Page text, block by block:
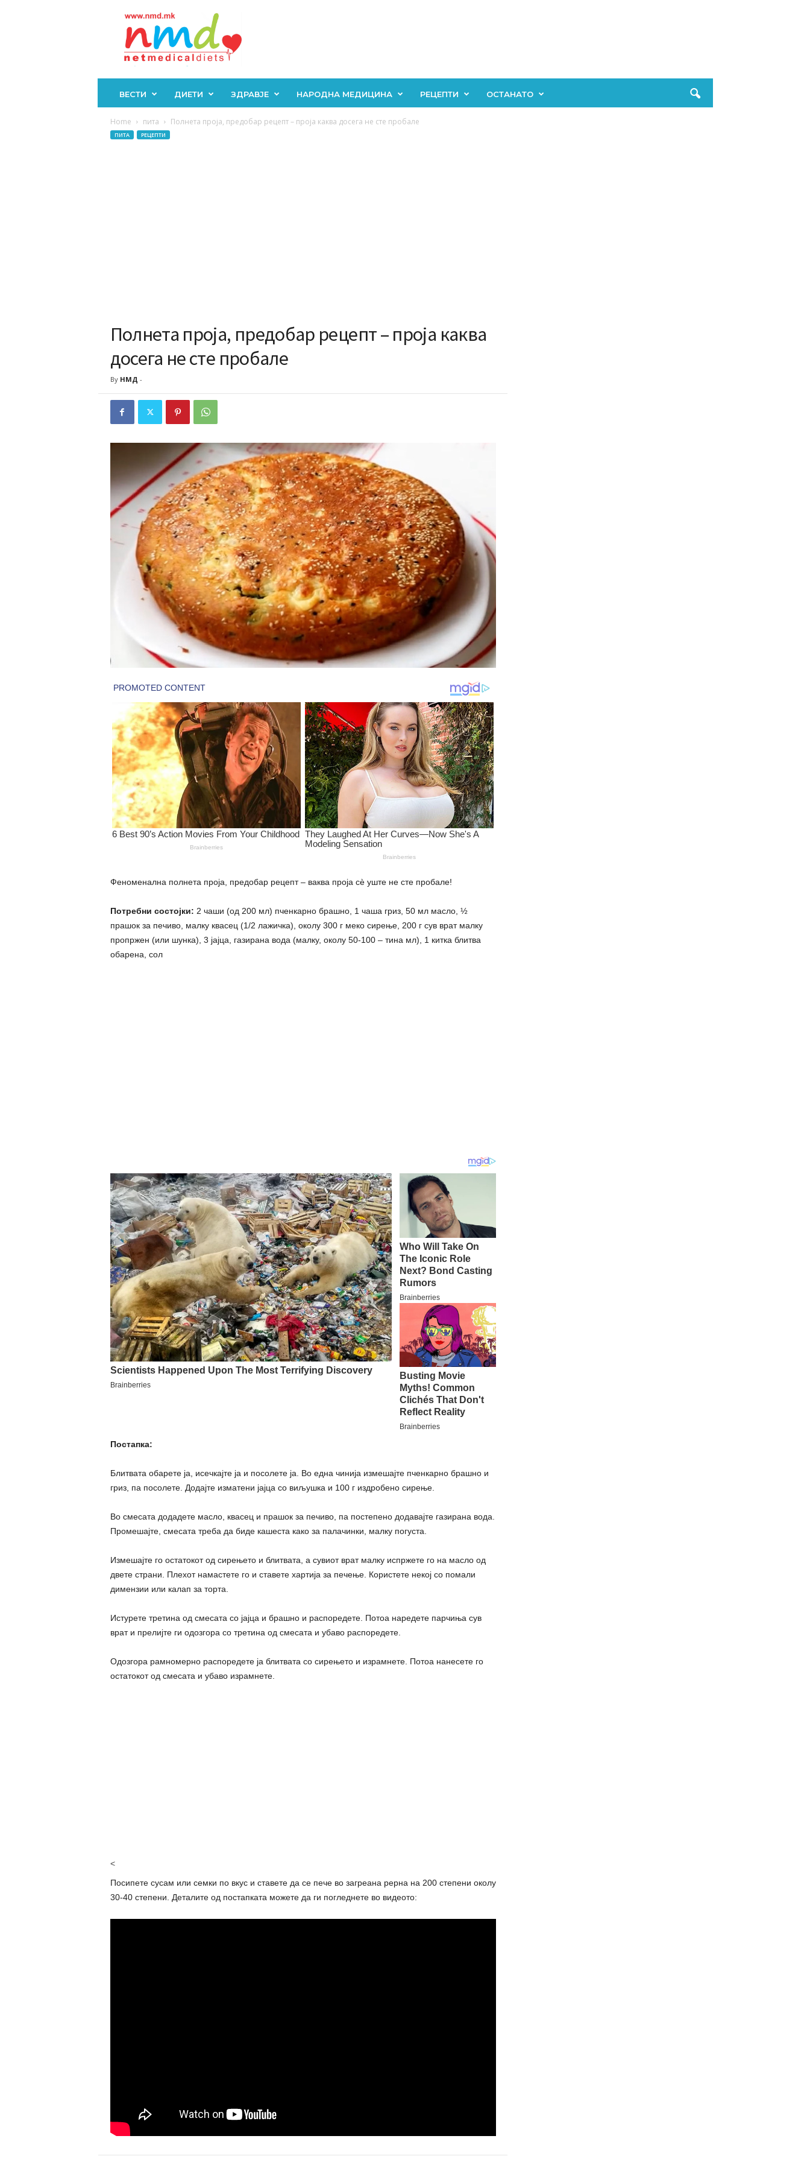
ВЕСТИ ДИЕТИ ЗДРАВЈЕ НАРОДНА МЕДИЦИНА РЕЦЕПТИ ОСТАНАТО
Home пита Полнета проја, предобар рецепт – проја каква досега не сте пробале
ПИТА РЕЦЕПТИ
Полнета проја, предобар рецепт – проја каква
досега не сте пробале
By НМД -
Феноменална полнета проја, предобар рецепт – ваква проја сè уште не сте пробале!
Потребни состојки: 2 чаши (од 200 мл) пченкарно брашно, 1 чаша гриз, 50 мл масло, ½
прашок за печиво, малку квасец (1/2 лажичка), околу 300 г меко сирење, 200 г сув врат малку
пропржен (или шунка), 3 јајца, газирана вода (малку, околу 50-100 – тина мл), 1 китка блитва
обарена, сол
Постапка:
Блитвата обарете ја, исечкајте ја и посолете ја. Во една чинија измешајте пченкарно брашно и
гриз, па посолете. Додајте изматени јајца со виљушка и 100 г издробено сирење.
Во смесата додадете масло, квасец и прашок за печиво, па постепено додавајте газирана вода.
Промешајте, смесата треба да биде кашеста како за палачинки, малку погуста.
Измешајте го остатокот од сирењето и блитвата, а сувиот врат малку испржете го на масло од
двете страни. Плехот намастете го и ставете хартија за печење. Користете некој со помали
димензии или калап за торта.
Истурете третина од смесата со јајца и брашно и распоредете. Потоа наредете парчиња сув
врат и прелијте ги одозгора со третина од смесата и убаво распоредете.
Одозгора рамномерно распоредете ја блитвата со сирењето и израмнете. Потоа нанесете го
остатокот од смесата и убаво израмнете.
<
Посипете сусам или семки по вкус и ставете да се пече во загреана рерна на 200 степени околу
30-40 степени. Деталите од постапката можете да ги погледнете во видеото: